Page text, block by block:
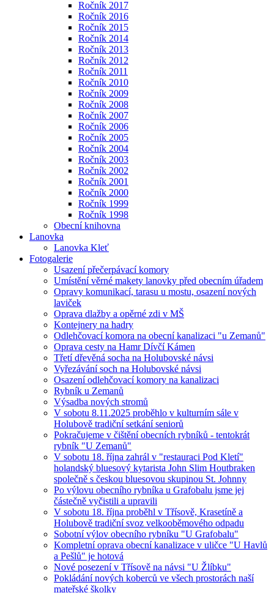
Ročník 2017
Ročník 2016
Ročník 2015
Ročník 2014
Ročník 2013
Ročník 2012
Ročník 2011
Ročník 2010
Ročník 2009
Ročník 2008
Ročník 2007
Ročník 2006
Ročník 2005
Ročník 2004
Ročník 2003
Ročník 2002
Ročník 2001
Ročník 2000
Ročník 1999
Ročník 1998
Obecní knihovna
Lanovka
Lanovka Kleť
Fotogalerie
Usazení přečerpávací komory
Umístění věrné makety lanovky před obecním úřadem
Opravy komunikací, tarasu u mostu, osazení nových
laviček
Oprava dlažby a opěrné zdi v MŠ
Kontejnery na hadry
Odlehčovací komora na obecní kanalizaci "u Zemanů"
Oprava cesty na Hamr Dívčí Kámen
Třetí dřevěná socha na Holubovské návsi
Vyřezávání soch na Holubovské návsi
Osazení odlehčovací komory na kanalizaci
Rybník u Zemanů
Výsadba nových stromů
V sobotu 8.11.2025 proběhlo v kulturním sále v
Holubově tradiční setkání seniorů
Pokračujeme v čištění obecních rybníků - tentokrát
rybník "U Zemanů"
V sobotu 18. října zahrál v "restauraci Pod Kletí"
holandský bluesový kytarista John Slim Houtbraken
společně s českou bluesovou skupinou St. Johnny
Po výlovu obecního rybníka u Grafobalu jsme jej
částečně vyčistili a upravili
V sobotu 18. října proběhl v Třísově, Krasetíně a
Holubově tradiční svoz velkooběmového odpadu
Sobotní výlov obecního rybníku "U Grafobalu"
Kompletní oprava obecní kanalizace v uličce "U Havlů
a Pešlů" je hotová
Nové posezení v Třísově na návsi "U Žlíbku"
Pokládání nových koberců ve všech prostorách naší
mateřské školky